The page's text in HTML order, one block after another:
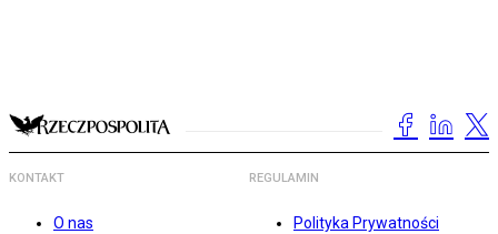
KONTAKT
O nas
REGULAMIN
Polityka Prywatności